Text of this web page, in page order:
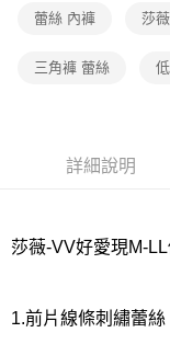
每筆NT$80，滿
蕾絲 內褲 莎
三角褲 蕾絲
詳細說明
莎薇-VV好愛現M-
1.前片線條刺繡蕾絲